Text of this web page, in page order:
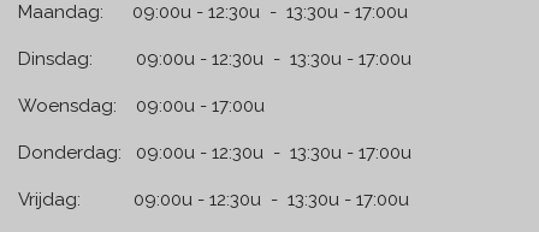
Maandag: 09:00u - 12:30u - 13:30u - 17:00u
Dinsdag: 09:00u - 12:30u - 13:30u - 17:00u
Woensdag: 09:00u - 17:00u
Donderdag: 09:00u - 12:30u - 13:30u - 17:00u
Vrijdag: 09:00u - 12:30u - 13:30u - 17:00u